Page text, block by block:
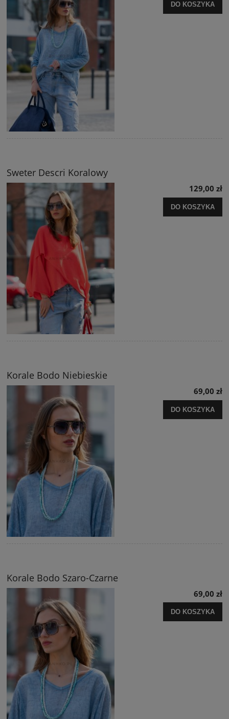
DO KOSZYKA
Sweter Descri Koralowy
129,00 zł
DO KOSZYKA
Korale Bodo Niebieskie
69,00 zł
DO KOSZYKA
Korale Bodo Szaro-Czarne
69,00 zł
DO KOSZYKA